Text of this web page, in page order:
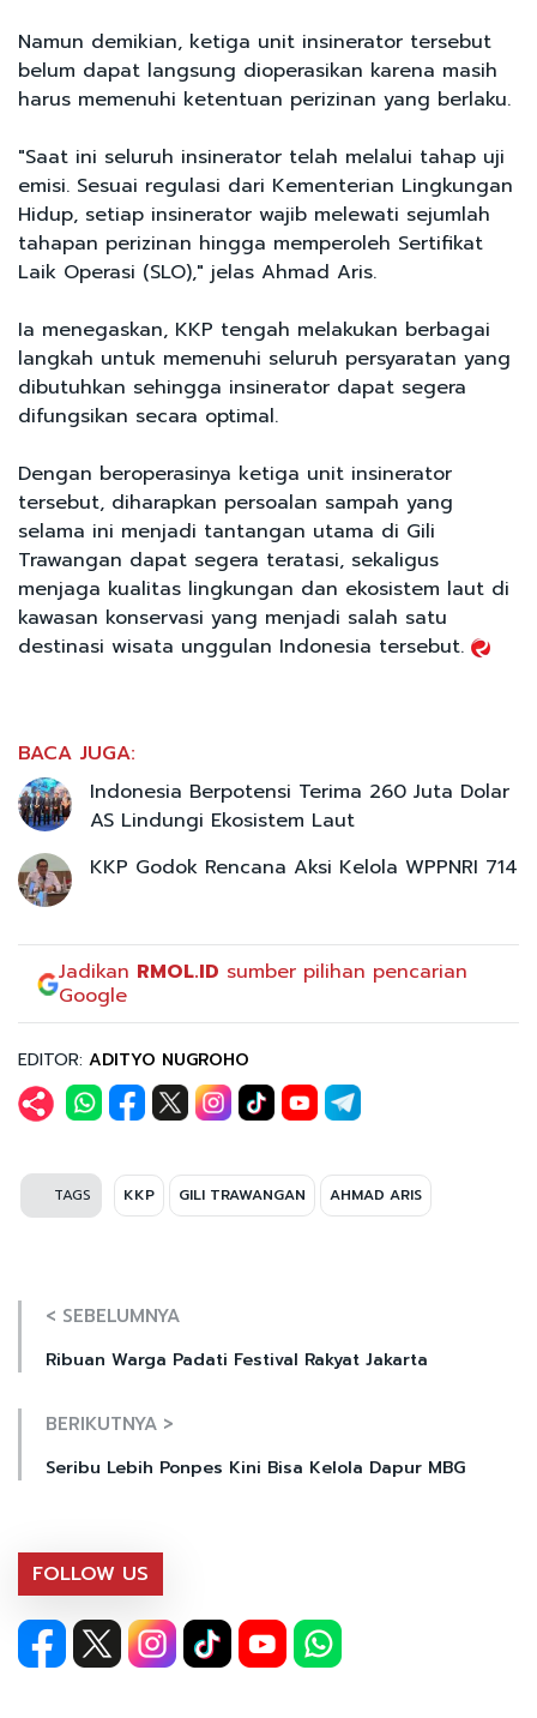
Namun demikian, ketiga unit insinerator tersebut
belum dapat langsung dioperasikan karena masih
harus memenuhi ketentuan perizinan yang berlaku.
"Saat ini seluruh insinerator telah melalui tahap uji
emisi. Sesuai regulasi dari Kementerian Lingkungan
Hidup, setiap insinerator wajib melewati sejumlah
tahapan perizinan hingga memperoleh Sertifikat
Laik Operasi (SLO)," jelas Ahmad Aris.
Ia menegaskan, KKP tengah melakukan berbagai
langkah untuk memenuhi seluruh persyaratan yang
dibutuhkan sehingga insinerator dapat segera
difungsikan secara optimal.
Dengan beroperasinya ketiga unit insinerator
tersebut, diharapkan persoalan sampah yang
selama ini menjadi tantangan utama di Gili
Trawangan dapat segera teratasi, sekaligus
menjaga kualitas lingkungan dan ekosistem laut di
kawasan konservasi yang menjadi salah satu
destinasi wisata unggulan Indonesia tersebut.
BACA JUGA:
Indonesia Berpotensi Terima 260 Juta Dolar
AS Lindungi Ekosistem Laut
KKP Godok Rencana Aksi Kelola WPPNRI 714
Jadikan RMOL.ID sumber pilihan pencarian
Google
EDITOR: ADITYO NUGROHO
TAGS KKP GILI TRAWANGAN AHMAD ARIS
< SEBELUMNYA
Ribuan Warga Padati Festival Rakyat Jakarta
BERIKUTNYA >
Seribu Lebih Ponpes Kini Bisa Kelola Dapur MBG
FOLLOW US